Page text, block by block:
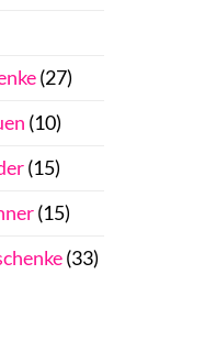
(27)
(10)
(15)
(15)
(33)